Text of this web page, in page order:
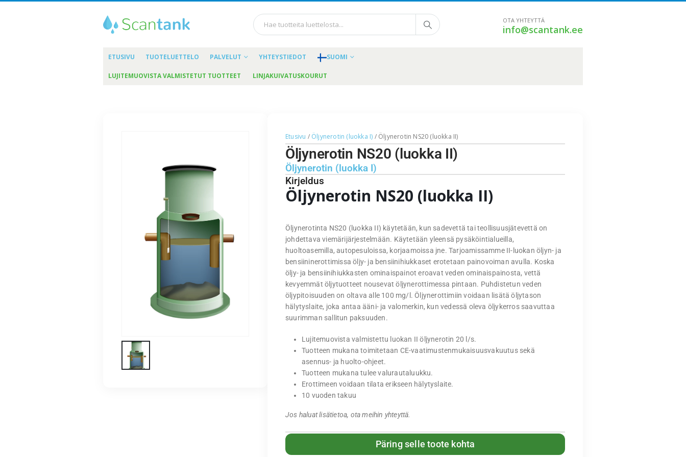
OTA YHTEYTTÄ
info@scantank.ee
ETUSIVU TUOTELUETTELO PALVELUT YHTEYSTIEDOT SUOMI
LUJITEMUOVISTA VALMISTETUT TUOTTEET LINJAKUIVATUSKOURUT
Etusivu / Öljynerotin (luokka I) / Öljynerotin NS20 (luokka II)
Öljynerotin NS20 (luokka II)
Öljynerotin (luokka I)
Kirjeldus
Öljynerotin NS20 (luokka II)
Öljynerotinta NS20 (luokka II) käytetään, kun sadevettä tai teollisuusjätevettä on
johdettava viemärijärjestelmään. Käytetään yleensä pysäköintialueilla,
huoltoasemilla, autopesuloissa, korjaamoissa jne. Tarjoamissamme II-luokan öljyn- ja
bensiininerottimissa öljy- ja bensiinihiukkaset erotetaan painovoiman avulla. Koska
öljy- ja bensiinihiukkasten ominaispainot eroavat veden ominaispainosta, vettä
kevyemmät öljytuotteet nousevat öljynerottimessa pintaan. Puhdistetun veden
öljypitoisuuden on oltava alle 100 mg/l. Öljynerottimiin voidaan lisätä öljytason
hälytyslaite, joka antaa ääni- ja valomerkin, kun vedessä oleva öljykerros saavuttaa
suurimman sallitun paksuuden.
Lujitemuovista valmistettu luokan II öljynerotin 20 l/s.
Tuotteen mukana toimitetaan CE-vaatimustenmukaisuusvakuutus sekä
asennus- ja huolto-ohjeet.
Tuotteen mukana tulee valurautaluukku.
Erottimeen voidaan tilata erikseen hälytyslaite.
10 vuoden takuu
Jos haluat lisätietoa, ota meihin yhteyttä.
Päring selle toote kohta